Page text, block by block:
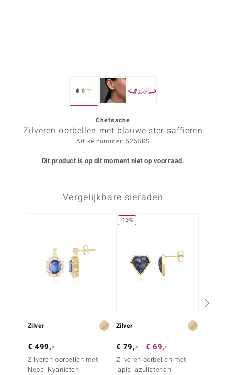
Collection
360°
Chefsache
Zilveren oorbellen met blauwe ster saffieren
Artikelnummer: 5255RS
Dit product is op dit moment niet op voorraad.
Vergelijkbare sieraden
Zilver
€ 499,-
Zilveren oorbellen met
Nepal Kyanieten
-13%
Zilver
€ 79,- € 69,-
Zilveren oorbellen met
lapis lazulistenen